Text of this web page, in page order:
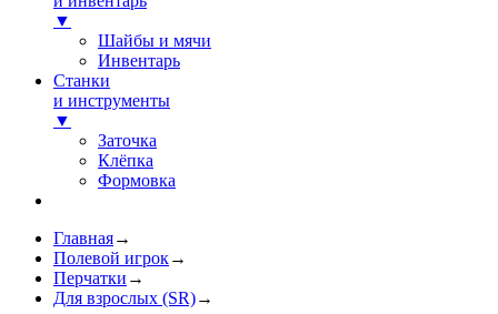
▼
Шайбы и мячи
Инвентарь
Станки
и инструменты
▼
Заточка
Клёпка
Формовка
Главная→
Полевой игрок→
Перчатки →
Для взрослых (SR)→